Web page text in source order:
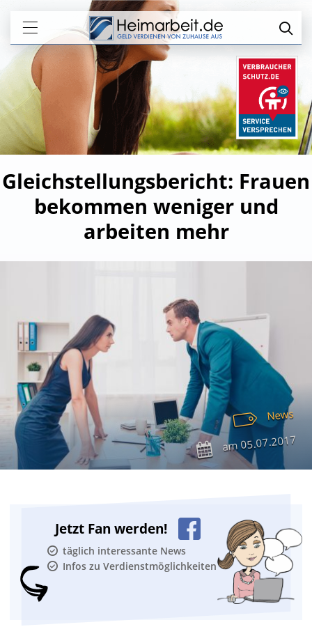
Gleichstellungsbericht: Frauen
bekommen weniger und
arbeiten mehr
News
am05.07.2017
Jetzt Fan werden!
täglich interessante News
Infos zu Verdienstmöglichkeiten